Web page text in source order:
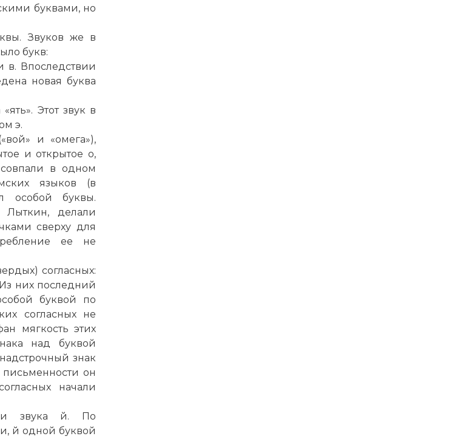
буквами, но
Звуков же в
букв:
в. Впоследствии
новая буква
Этот звук в
э.
и «омега»),
и открытое о,
в одном
языков (в
особой буквы.
Лыткин, делали
сверху для
ее не
согласных:
них последний
буквой по
согласных не
мягкость этих
над буквой
знак
он
начали
звука й. По
й одной буквой